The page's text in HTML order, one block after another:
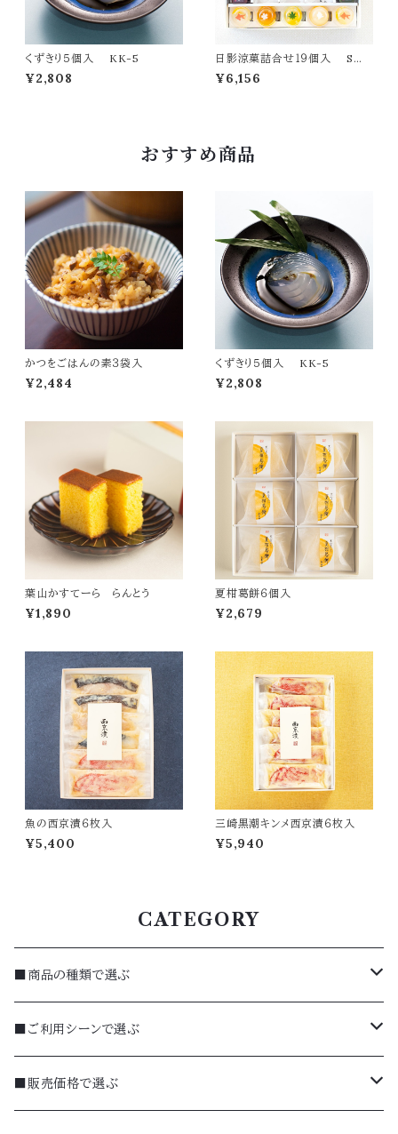
くずきり５個入 KK-5
¥2,808
日影涼菓詰合せ１９個入 SW-
5
¥6,156
おすすめ商品
かつをごはんの素３袋入
¥2,484
くずきり５個入 KK-5
¥2,808
葉山かすてーら らんとう
¥1,890
夏柑葛餅６個入
¥2,679
魚の西京漬６枚入
¥5,400
三崎黒潮キンメ西京漬６枚入
¥5,940
CATEGORY
■商品の種類で選ぶ
焼菓子
詰合せ（ギフト）
■ご利用シーンで選ぶ
季節のギフト（夏）
■販売価格で選ぶ